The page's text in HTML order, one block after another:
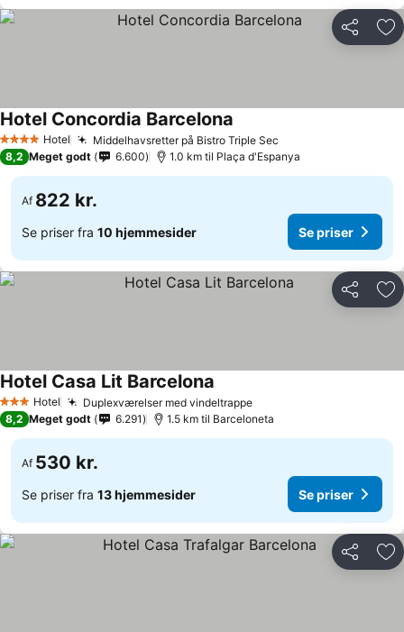
Del
4 StjernerHotel Middelhavsretter på Bistro Triple Sec
Hotel Concordia Barcelona
8,2 Meget godt 6.600 1.0 km til Plaça d'Espanya
Af 822 kr.
Se priser fra 10 hjemmesider Se priser
Del
3 StjernerHotel Duplexværelser med vindeltrappe
Hotel Casa Lit Barcelona
8,2 Meget godt 6.291 1.5 km til Barceloneta
Af 530 kr.
Se priser fra 13 hjemmesider Se priser
Del